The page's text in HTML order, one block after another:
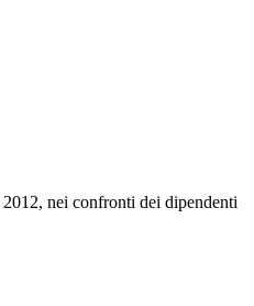
nei confronti dei dipendenti